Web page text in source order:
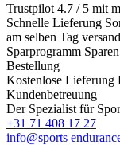
Trustpilot 4.7 / 5 mit
Schnelle Lieferung
am selben Tag
Sparprogramm
Bestellung
Kostenlose Lieferung
Kundenbetreuung
Der Spezialist für
+31 71 408 17 27
info@sports